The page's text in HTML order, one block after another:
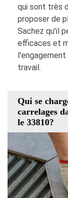
qui sont très
proposer de
Sachez qu'il
efficaces et
travail.
Qui se
carrelages
le 33810?